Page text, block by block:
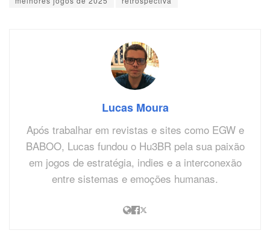
Lucas Moura
Após trabalhar em revistas e sites como EGW e
BABOO, Lucas fundou o Hu3BR pela sua paixão
em jogos de estratégia, indies e a interconexão
entre sistemas e emoções humanas.